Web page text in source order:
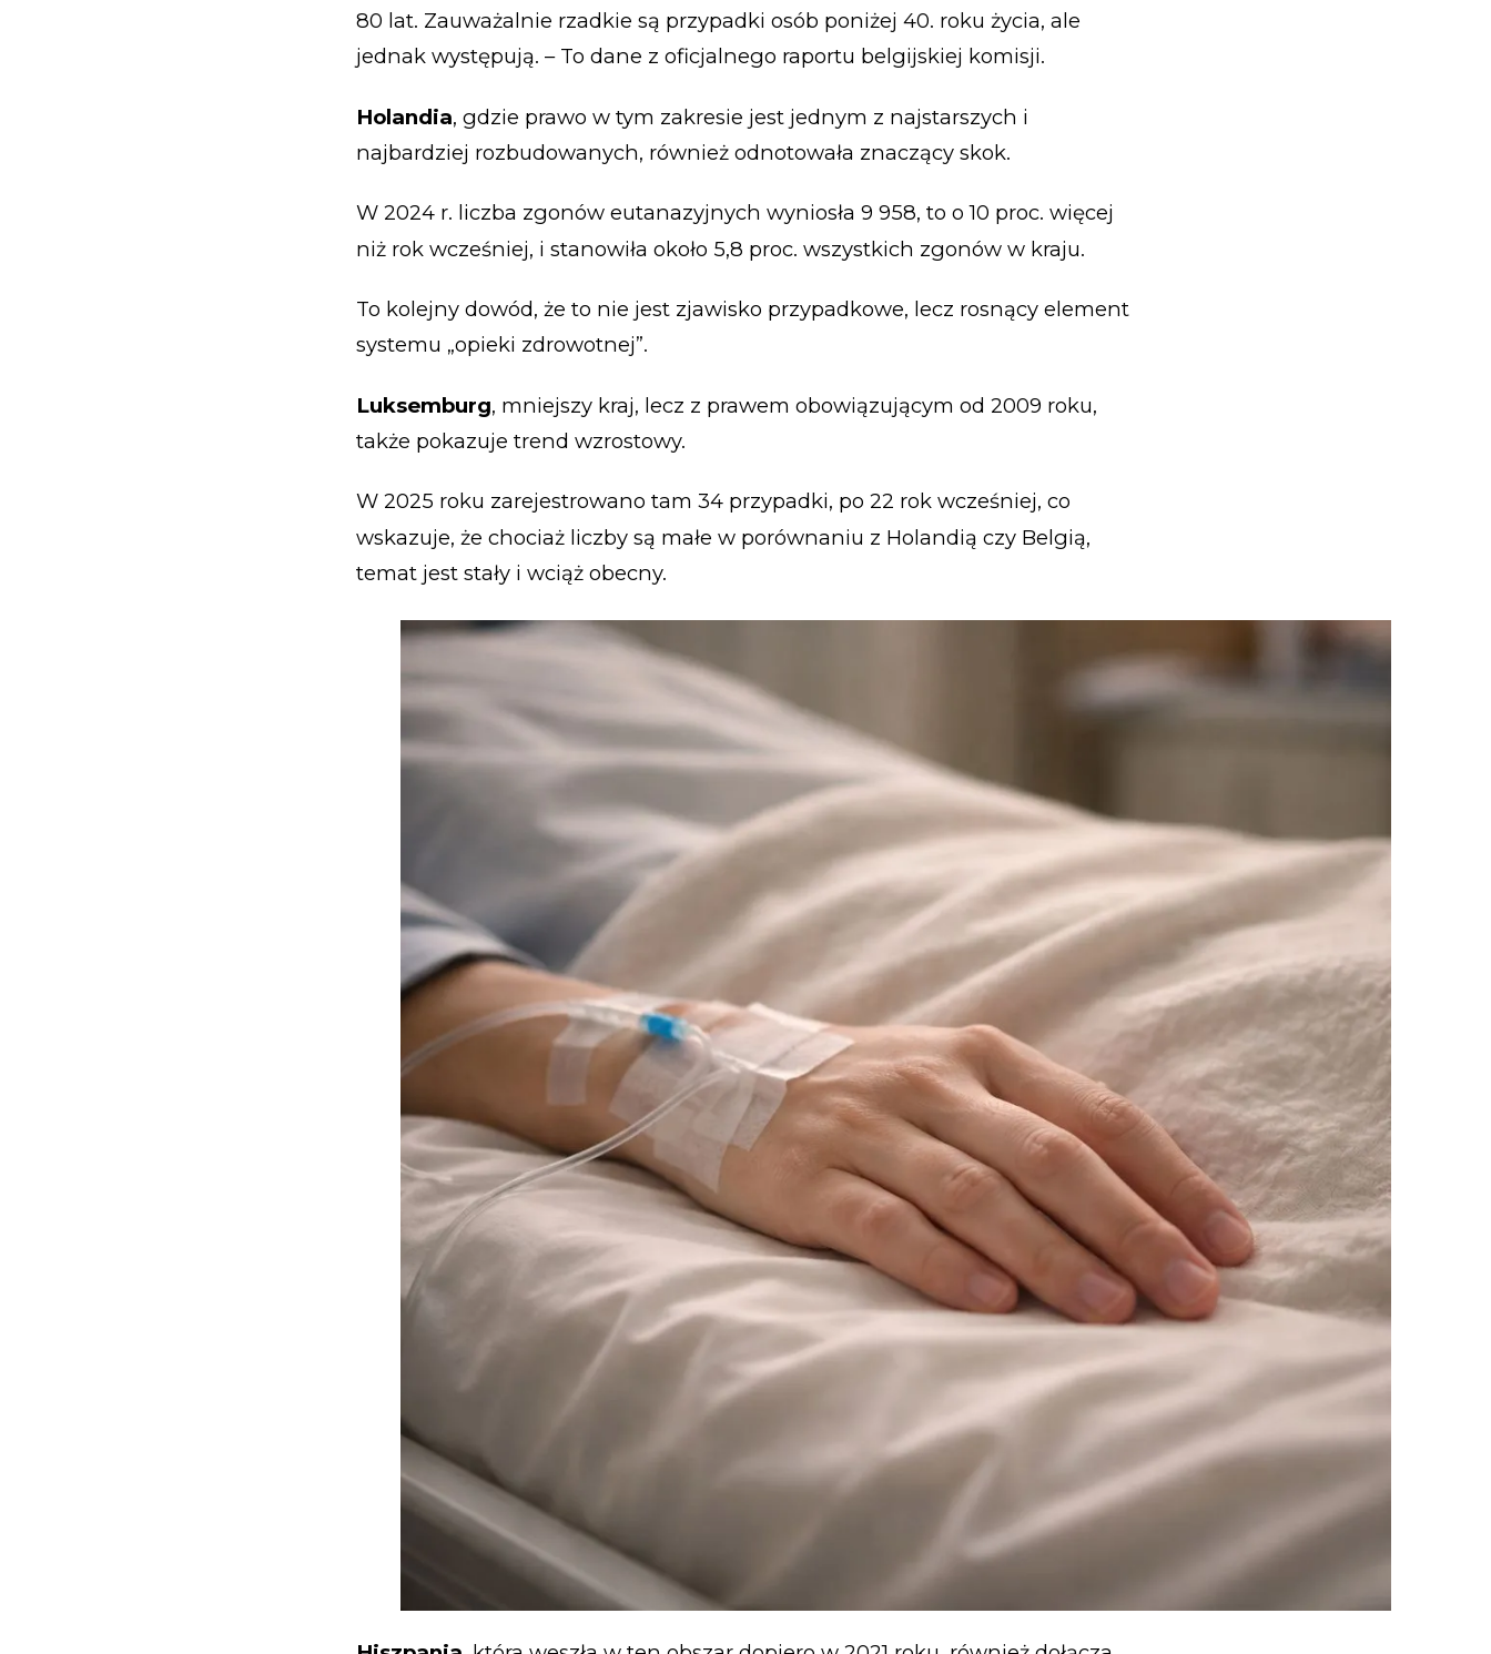
80 lat. Zauważalnie rzadkie są przypadki osób poniżej 40. roku życia, ale
jednak występują. – To dane z oficjalnego raportu belgijskiej komisji.
Holandia, gdzie prawo w tym zakresie jest jednym z najstarszych i
najbardziej rozbudowanych, również odnotowała znaczący skok.
W 2024 r. liczba zgonów eutanazyjnych wyniosła 9 958, to o 10 proc. więcej
niż rok wcześniej, i stanowiła około 5,8 proc. wszystkich zgonów w kraju.
To kolejny dowód, że to nie jest zjawisko przypadkowe, lecz rosnący element
systemu „opieki zdrowotnej”.
Luksemburg, mniejszy kraj, lecz z prawem obowiązującym od 2009 roku,
także pokazuje trend wzrostowy.
W 2025 roku zarejestrowano tam 34 przypadki, po 22 rok wcześniej, co
wskazuje, że chociaż liczby są małe w porównaniu z Holandią czy Belgią,
temat jest stały i wciąż obecny.